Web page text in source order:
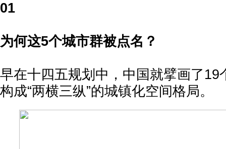
01
为何这5个城市群被点名？
早在十四五规划中，中国就擘画了19
构成“两横三纵”的城镇化空间格局。